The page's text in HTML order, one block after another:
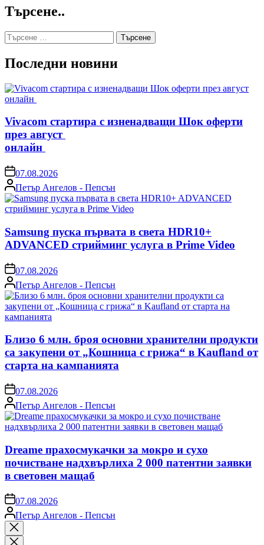
Търсене..
Търсене
за:
Последни новини
Vivacom стартира с изненадващи Шок оферти
през август
онлайн
on07.08.2026
Posted
by
Петър Ангелов - Пепсън
Samsung пуска първата в света HDR10+
ADVANCED стрийминг услуга в Prime Video
on07.08.2026
Posted
by
Петър Ангелов - Пепсън
Близо 6 млн. броя основни хранителни продукти
са закупени от „Кошница с грижа“ в Kaufland от
старта на кампанията
on07.08.2026
Posted
by
Петър Ангелов - Пепсън
Dreame прахосмукачки за мокро и сухо
почистване надхвърлиха 2 000 патентни заявки
в световен мащаб
on07.08.2026
Posted
by
Петър Ангелов - Пепсън
Close
search